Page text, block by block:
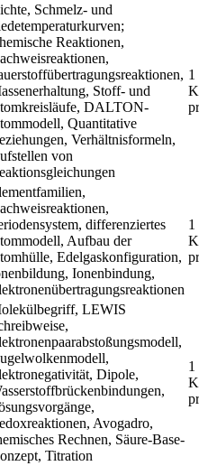
Schmelz- und
Reaktionen,
Stoff- und
DALTON-
Quantitative
Verhältnisformeln,
von
1
differenziertes
Aufbau der
Edelgaskonfiguration,
Ionenbindung,
1
LEWIS
Dipole,
Avogadro,
Rechnen, Säure-Base-
Titration
1